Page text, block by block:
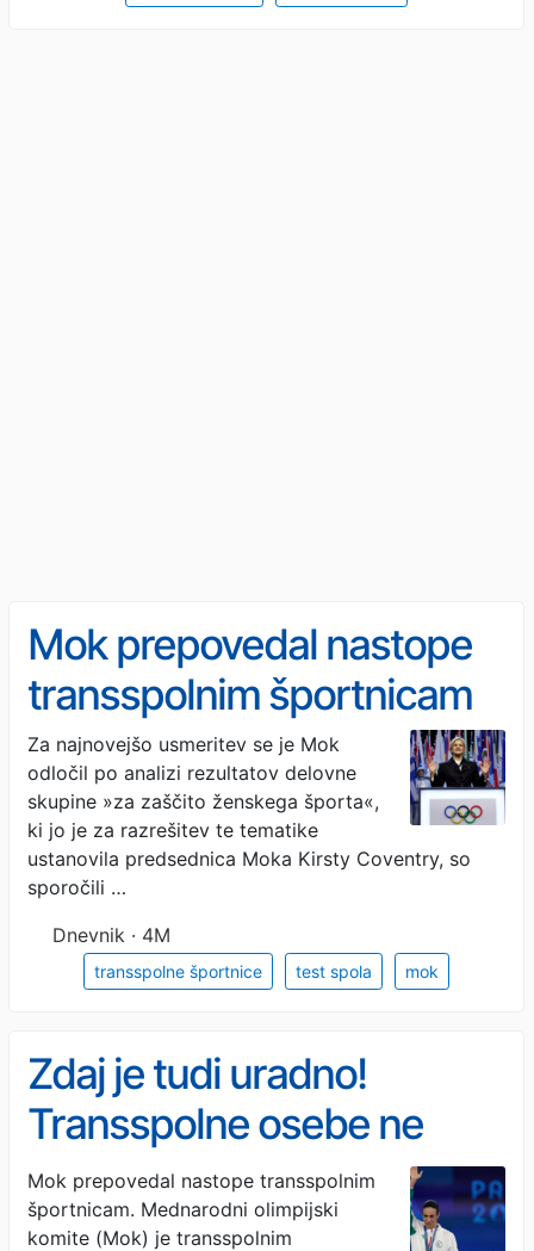
Mok prepovedal nastope
transspolnim športnicam
Za najnovejšo usmeritev se je Mok
odločil po analizi rezultatov delovne
skupine »za zaščito ženskega športa«,
ki jo je za razrešitev te tematike
ustanovila predsednica Moka Kirsty Coventry, so
sporočili …
Dnevnik · 4M
transspolne športnice test spola mok
Zdaj je tudi uradno!
Transspolne osebe ne
smejo več nastopati na
olimpijskih igrah
Mok prepovedal nastope transspolnim
športnicam. Mednarodni olimpijski
komite (Mok) je transspolnim